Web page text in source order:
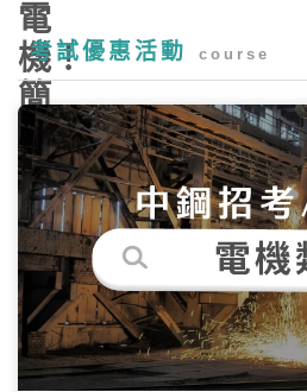
電
機！
簡
章、
報
名
日
期、
師
級
考試優惠活動 course